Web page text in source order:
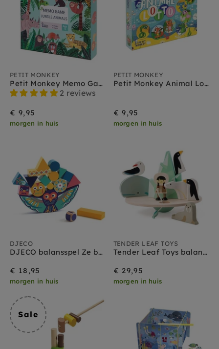
PETIT MONKEY
Petit Monkey Memo Game Jungle animals 48 stks / 3jr+
2 reviews
€ 9,95
morgen in huis
PETIT MONKEY
Petit Monkey Animal Lotto 3 jr +
€ 9,95
morgen in huis
DJECO
DJECO balansspel Ze balanceo 3 jr+
€ 18,95
morgen in huis
TENDER LEAF TOYS
Tender Leaf Toys balansspel Arctic 3 jr+
€ 29,95
morgen in huis
Sale